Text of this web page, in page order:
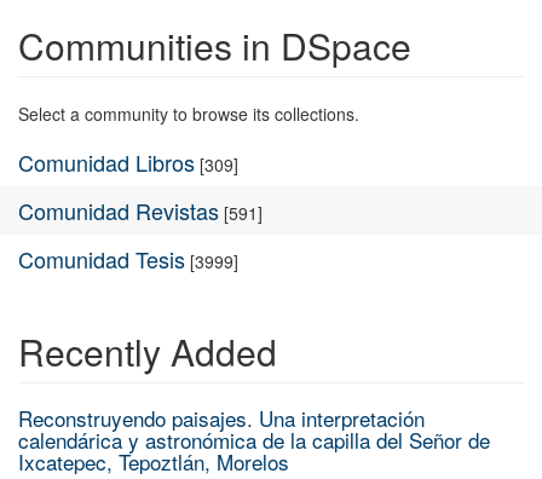
Communities in DSpace
Select a community to browse its collections.
Comunidad Libros [309]
Comunidad Revistas [591]
Comunidad Tesis [3999]
Recently Added
Reconstruyendo paisajes. Una interpretación
calendárica y astronómica de la capilla del Señor de
Ixcatepec, Tepoztlán, Morelos